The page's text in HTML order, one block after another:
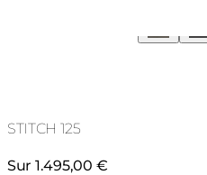
STITCH 125
Sur 1.495,00 €